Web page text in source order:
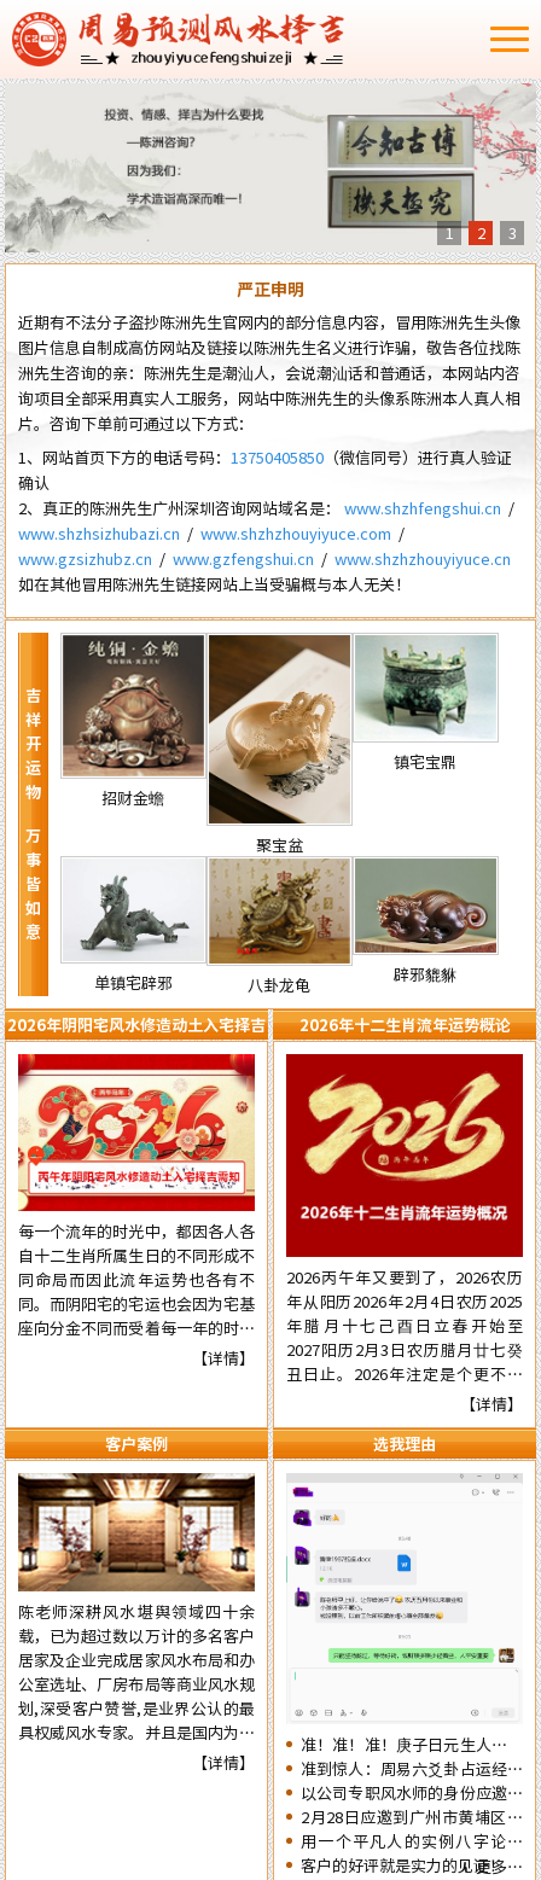
1 2 3
严正申明
近期有不法分子盗抄陈洲先生官网内的部分信息内容，冒用陈洲先生头像
图片信息自制成高仿网站及链接以陈洲先生名义进行诈骗，敬告各位找陈
洲先生咨询的亲：陈洲先生是潮汕人，会说潮汕话和普通话，本网站内咨
询项目全部采用真实人工服务，网站中陈洲先生的头像系陈洲本人真人相
片。咨询下单前可通过以下方式：
1、网站首页下方的电话号码： 13750405850 （微信同号）进行真人验证
确认
2、真正的陈洲先生广州深圳咨询网站域名是： www.shzhfengshui.cn /
www.shzhsizhubazi.cn / www.shzhzhouyiyuce.com /
www.gzsizhubz.cn / www.gzfengshui.cn / www.shzhzhouyiyuce.cn
如在其他冒用陈洲先生链接网站上当受骗概与本人无关！
吉祥开运物 万事皆如意 招财金蟾
聚宝盆
镇宅宝鼎
单镇宅辟邪 八卦龙龟 辟邪貔貅
2026年阴阳宅风水修造动土入宅择吉
需知
每一个流年的时光中，都因各人各
自十二生肖所属生日的不同形成不
同命局而因此流年运势也各有不
同。而阴阳宅的宅运也会因为宅基
座向分金不同而受着每一年的时光
气运的不同影响，在阳宅置业建造
在阳宅置业建造和阴宅修造的事项
择吉中做到正确，就需要了解一下
2026年阴阳宅风水修造动土入宅
择吉的具体要点，为心宜的吉屋修
建入宅或阴宅的修造选取到一个能
够趋吉避凶的好日辰而做好规划，
争取更大的成就……
【详情】
2026年十二生肖流年运势概论
2026丙午年又要到了，2026农历
年从阳历2026年2月4日农历2025
年腊月十七己酉日立春开始至
2027阳历2月3日农历腊月廿七癸
丑日止。2026年注定是个更不平
常的流年，本年国际形势会更加动
荡混乱复杂，国内派系斗争逼害严
重，经济更加混乱，行业拢断更加
白热化，民营企业压力已至顶端悬
崖之上。有更多的民营企业被洗牌
面临关闭，两极化更加明显。但不
管怎样，各人有各自的命，十二生
肖生人因命局的不同，运势也各有
不同。为使自己在新的一年里能够
趋吉避凶行好运，有必要先知先
觉，提前了解一下2026年十二生
肖的流年运势情况为未来的一年提
前布局，争取更大的成就……
【详情】
客户案例
陈老师深耕风水堪舆领域四十余
载，已为超过数以万计的多名客户
居家及企业完成居家风水布局和办
公室选址、厂房布局等商业风水规
划,深受客户赞誉,是业界公认的最
具权威风水专家。并且是国内为数
不多的资深四柱周易预测师，在四
【详情】
选我理由
准！准！准！庚子日元生人丙午
流年的运势判断实例
准到惊人：周易六爻卦占运经典
案例分享
以公司专职风水师的身份应邀出
席《星橙网络科技公司》成立5
周年庆典
2月28日应邀到广州市黄埔区为
朋友的亲戚堪舆住房风水
用一个平凡人的实例八字论断
2026马年的流年运势
客户的好评就是实力的见证！
更多…